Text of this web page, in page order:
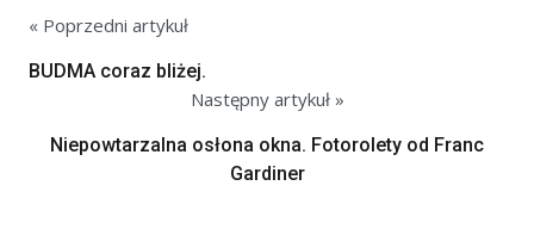
« Poprzedni artykuł
BUDMA coraz bliżej.
Następny artykuł »
Niepowtarzalna osłona okna. Fotorolety od Franc
Gardiner